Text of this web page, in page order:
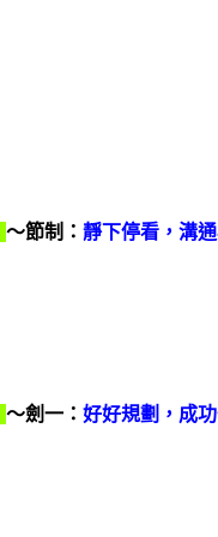
～節制：靜下停看，溝
～劍一：好好規劃，成